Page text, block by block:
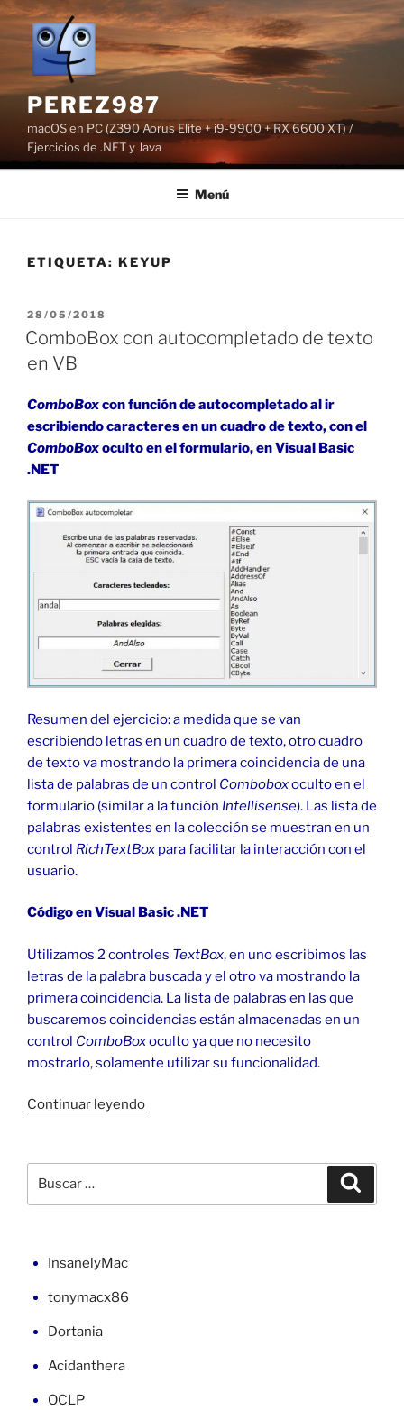
Saltar
contenido
PEREZ987
macOS en PC (Z390 Aorus Elite + i9-9900 + RX 6600 XT) /
Ejercicios de .NET y Java
Menú
ETIQUETA: KEYUP
PUBLICADO
EL
28/05/2018
ComboBox con autocompletado de texto
en VB
ComboBoxcon función de autocompletado al ir
escribiendo caracteres en un cuadro de texto, con el
ComboBoxoculto en el formulario, en Visual Basic
.NET
Resumen del ejercicio: a medida que se van
escribiendo letras en un cuadro de texto, otro cuadro
de texto va mostrando la primera coincidencia de una
lista de palabras de un control Comboboxoculto en el
formulario (similar a la función Intellisense). Las lista de
palabras existentes en la colección se muestran en un
control RichTextBox para facilitar la interacción con el
usuario.
Código en Visual Basic .NET
Utilizamos 2 controles TextBox, en uno escribimos las
letras de la palabra buscada y el otro va mostrando la
primera coincidencia. La lista de palabras en las que
buscaremos coincidencias están almacenadas en un
control ComboBoxoculto ya que no necesito
mostrarlo, solamente utilizar su funcionalidad.
Continuar leyendo«ComboBox
de
por:
InsanelyMac
tonymacx86
Dortania
Acidanthera
OCLP